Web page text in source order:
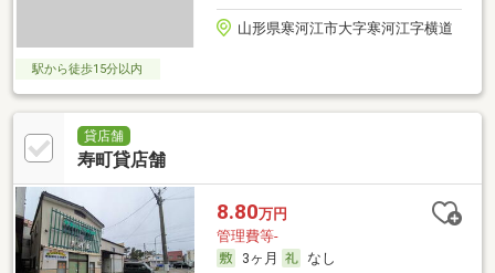
山形県寒河江市大字寒河江字横道
駅から徒歩15分以内
貸店舗
寿町貸店舗
8.80万円
管理費等-
3ヶ月
なし